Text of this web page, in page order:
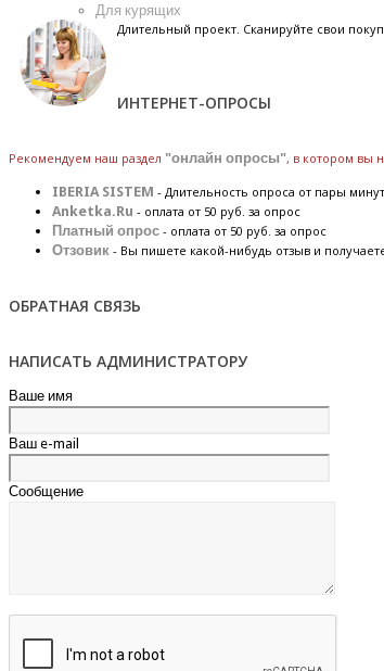
Для курящих
Длительный проект. Сканируйте свои
ИНТЕРНЕТ-ОПРОСЫ
Рекомендуем наш раздел "онлайн опросы", в котором вы
IBERIA SISTEM - Длительность опроса от пары
Anketka.Ru - оплата от 50 руб. за опрос
Платный опрос - оплата от 50 руб. за опрос
Отзовик - Вы пишете какой-нибудь отзыв и
ОБРАТНАЯ СВЯЗЬ
НАПИСАТЬ АДМИНИСТРАТОРУ
Ваше имя
Ваш e-mail
Сообщение